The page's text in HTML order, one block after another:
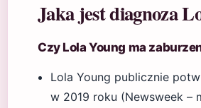
Jaka jest diagnoza
Czy Lola Young ma
Lola Young publicznie
w 2019 roku (Newsweek –